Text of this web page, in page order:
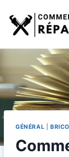
contenu
GÉNÉRAL